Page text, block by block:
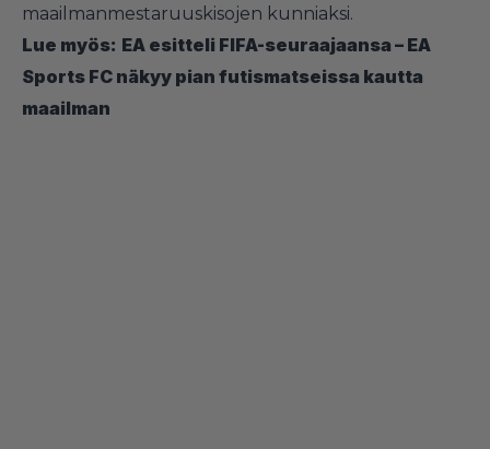
maailmanmestaruuskisojen kunniaksi.
Lue myös: EA esitteli FIFA-seuraajaansa – EA
Sports FC näkyy pian futismatseissa kautta
maailman